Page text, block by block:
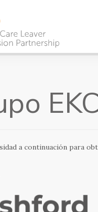
a continuación para